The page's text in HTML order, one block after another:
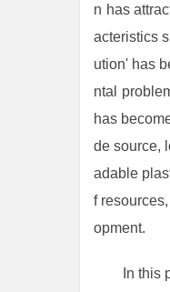
n has
acteristics
ution' has
ntal
has
de source,
adable
f
opment.
In this